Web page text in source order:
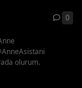
olurum.
0